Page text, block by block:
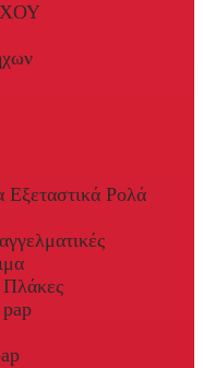
Εξεταστικά Ρολά
Πλάκες